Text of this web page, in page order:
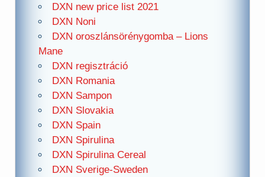
DXN new price list 2021
DXN Noni
DXN oroszlánsörénygomba – Lions
Mane
DXN regisztráció
DXN Romania
DXN Sampon
DXN Slovakia
DXN Spain
DXN Spirulina
DXN Spirulina Cereal
DXN Sverige-Sweden